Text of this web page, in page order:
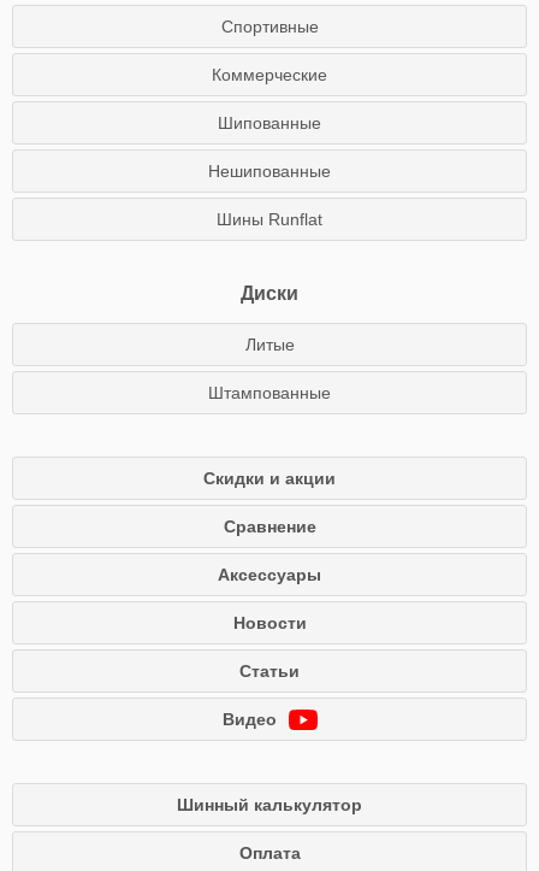
Спортивные
Коммерческие
Шипованные
Нешипованные
Шины Runflat
Диски
Литые
Штампованные
Скидки и акции
Сравнение
Аксессуары
Новости
Статьи
Видео
Шинный калькулятор
Оплата